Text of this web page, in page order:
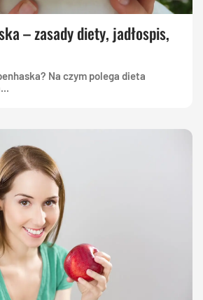
– zasady diety, jadłospis,
Na czym polega dieta